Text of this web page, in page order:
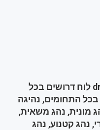
דרושים נהגים – drussimjobbs לוח דרושים בכל
התחומים, נהיגה
מונית, נהג משאית,
נהג קטנוע, נהג